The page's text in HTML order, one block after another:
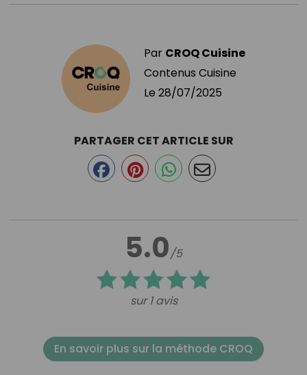
Par CROQ Cuisine
Contenus Cuisine
Le 28/07/2025
5.0/5
sur 1 avis
PARTAGER CET ARTICLE SUR
En savoir plus sur la méthode CROQ